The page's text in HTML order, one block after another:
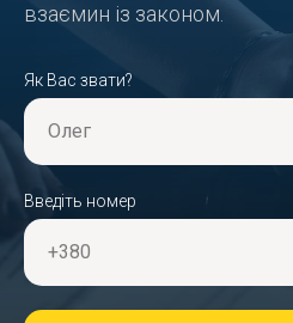
взаємин із законом.
Як Вас звати?
Олег
Введіть номер
+380